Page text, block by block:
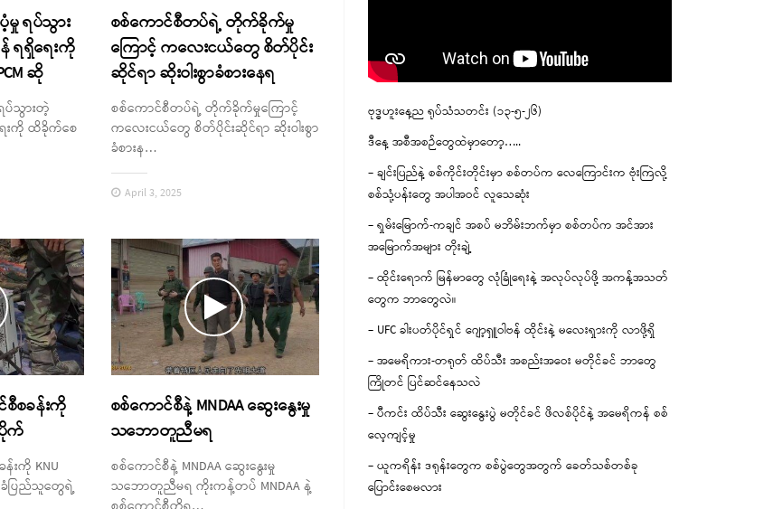
ရပ်သွား
ရှိရေးကို
ဆို
သွားတဲ့
းကို ထိခိုက်စေ
စစ်ကောင်စီတပ်ရဲ့ တိုက်ခိုက်မှု
ကြောင့် ကလေးငယ်တွေ စိတ်ပိုင်း
ဆိုင်ရာ ဆိုးဝါးစွာခံစားနေရ
စစ်ကောင်စီတပ်ရဲ့ တိုက်ခိုက်မှုကြောင့်
ကလေးငယ်တွေ စိတ်ပိုင်းဆိုင်ရာ ဆိုးဝါးစွာ
ခံစားန…
April 3, 2025
စခန်းကို
က်
းကို KNU
ပြည်သူတွေရဲ့
စစ်ကောင်စီနဲ့ MNDAA ဆွေးနွေးမှု
သဘောတူညီမရ
စစ်ကောင်စီနဲ့ MNDAA ဆွေးနွေးမှု
သဘောတူညီမရ ကိုးကန့်တပ် MNDAA နဲ့
ဗုဒ္ဓဟူးနေ့ည ရုပ်သံသတင်း (၁၃-၅-၂၆)
ဒီနေ့ အစီအစဉ်တွေထဲမှာတော့…..
– ချင်းပြည်နဲ့ စစ်ကိုင်းတိုင်းမှာ စစ်တပ်က လေကြောင်းက ဗုံးကြဲလို့
စစ်သုံ့ပန်းတွေ အပါအဝင် လူသေဆုံး
– ရှမ်းမြောက်-ကချင် အစပ် မဘိမ်းဘက်မှာ စစ်တပ်က အင်အား
အမြောက်အများ တိုးချဲ့
– ထိုင်းရောက် မြန်မာတွေ လုံခြုံရေးနဲ့ အလုပ်လုပ်ဖို့ အကန့်အသတ်
တွေက ဘာတွေလဲ။
– UFC ခါးပတ်ပိုင်ရှင် ဂျော့ရှူဝါဗန် ထိုင်းနဲ့ မလေးရှားကို လာဖို့ရှိ
– အမေရိကား-တရုတ် ထိပ်သီး အစည်းအဝေး မတိုင်ခင် ဘာတွေ
ကြိုတင် ပြင်ဆင်နေသလဲ
– ပီကင်း ထိပ်သီး ဆွေးနွေးပွဲ မတိုင်ခင် ဖိလစ်ပိုင်နဲ့ အမေရိကန် စစ်
လေ့ကျင့်မှု
– ယူကရိန်း ဒရုန်းတွေက စစ်ပွဲတွေအတွက် ခေတ်သစ်တစ်ခု
ပြောင်းစေမလား